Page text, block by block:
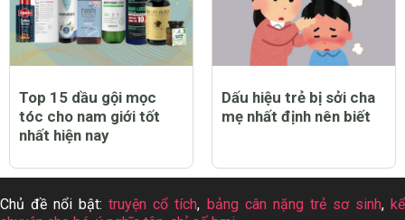
Top 15 dầu gội mọc
tóc cho nam giới tốt
nhất hiện nay
Dấu hiệu trẻ bị sởi cha
mẹ nhất định nên biết
Chủ đề nổi bật:truyện cổ tích, bảng cân nặng trẻ sơ sinh,kể